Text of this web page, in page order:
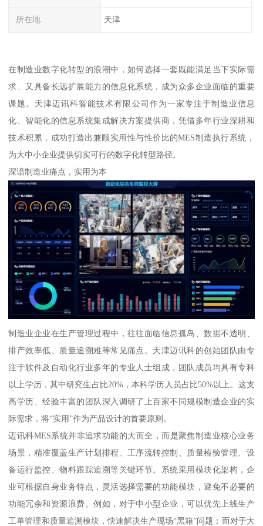
所在地 天津
在制造业数字化转型的浪潮中，如何选择一套既能满足当下实际需
求、又具备长远扩展能力的信息化系统，成为众多企业面临的重要
课题。天津迈讯科智能技术有限公司作为一家专注于制造业信息
化、智能化的信息系统集成解决方案提供商，凭借多年行业深耕和
技术积累，成功打造出兼顾实用性与性价比的MES制造执行系统，
为大中小企业提供切实可行的数字化转型路径。
深谙制造业痛点，实用为本
制造业企业在生产管理过程中，往往面临信息孤岛、数据不透明、
排产效率低、质量追溯难等常见痛点。天津迈讯科的创始团队由专
注于软件及自动化行业多年的专业人士组成，团队成员均具有专科
以上学历，其中研究生占比20%，本科学历人员占比50%以上。这支
高学历、经验丰富的团队深入调研了上百家不同规模制造企业的实
际需求，将“实用”作为产品设计的首要原则。
迈讯科MES系统并非追求功能的大而全，而是聚焦制造业核心业务
场景，精准覆盖生产计划排程、工序流转控制、质量检验管理、设
备运行监控、物料跟踪追溯等关键环节。系统采用模块化架构，企
业可根据自身业务特点，灵活选择需要的功能模块，避免不必要的
功能冗余和资源浪费。例如，对于中小型企业，可以优先上线生产
工单管理和质量追溯模块，快速解决生产现场“黑箱”问题；而对于大